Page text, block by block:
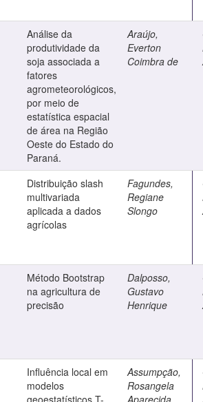
Análise da
produtividade da
soja associada a
fatores
agrometeorológicos,
por meio de
estatística espacial
de área na Região
Oeste do Estado do
Paraná.
Araújo,
Everton
Coimbra de
Distribuição slash
multivariada
aplicada a dados
agrícolas
Fagundes,
Regiane
Slongo
Método Bootstrap
na agricultura de
precisão
Dalposso,
Gustavo
Henrique
Influência local em
modelos
geoestatísticos T-
Assumpção,
Rosangela
Aparecida